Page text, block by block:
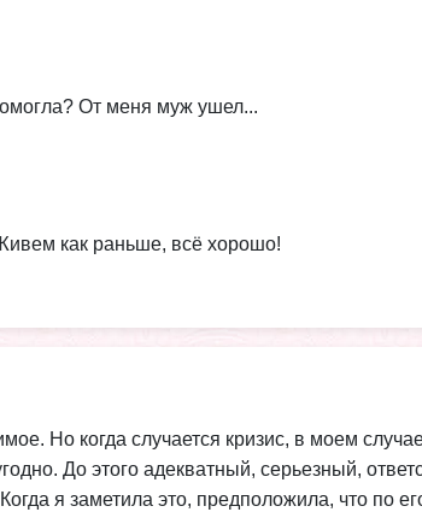
От меня муж ушел...
как раньше, всё хорошо!
Но когда случается кризис, в моем
До этого адекватный, серьезный,
я заметила это, предположила, что по